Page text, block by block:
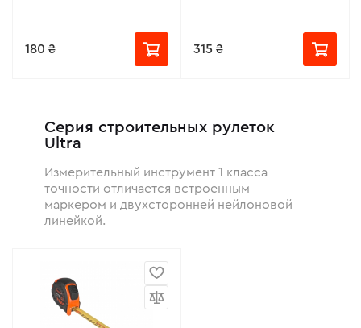
180 ₴ 315 ₴
Серия строительных рулеток
Ultra
Измерительный инструмент 1 класса
точности отличается встроенным
маркером и двухсторонней нейлоновой
линейкой.